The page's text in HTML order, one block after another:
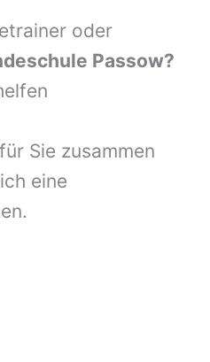
oder
Passow?
Sie zusammen
eine